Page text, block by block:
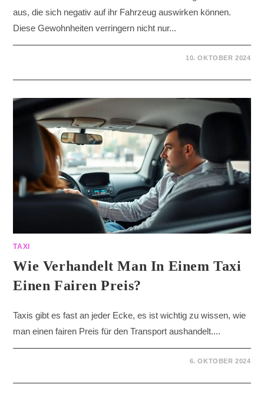
aus, die sich negativ auf ihr Fahrzeug auswirken können.
Diese Gewohnheiten verringern nicht nur...
10. OKTOBER 2024
TAXI
Wie Verhandelt Man In Einem Taxi
Einen Fairen Preis?
Taxis gibt es fast an jeder Ecke, es ist wichtig zu wissen, wie
man einen fairen Preis für den Transport aushandelt....
6. OKTOBER 2024